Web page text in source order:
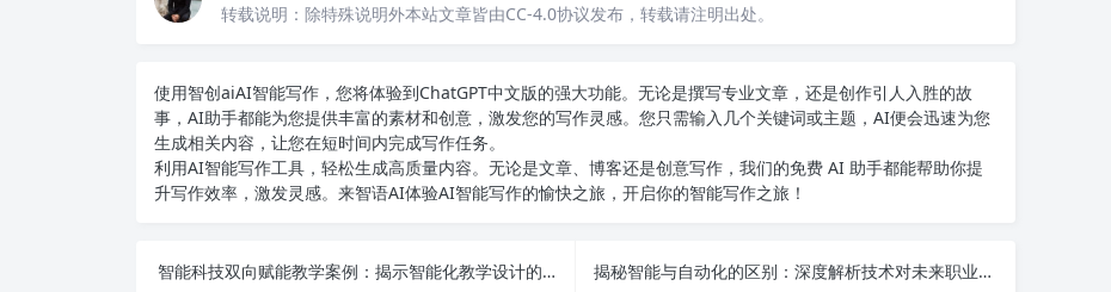
转载说明： 除特殊说明外本站文章皆由CC-4.0协议发布，转载请注明出处。
使用智创aiAI智能写作 ，您将体验到ChatGPT中文版的强大功能。无论是撰写专业文章，还是创作引人入胜的故
事，AI助手都能为您提供丰富的素材和创意，激发您的写作灵感。您只需输入几个关键词或主题，AI便会迅速为您
生成相关内容，让您在短时间内完成写作任务。
利用AI智能写作工具，轻松生成高质量内容。无论是文章、博客还是创意写作，我们的免费 AI 助手都能帮助你提
升写作效率，激发灵感。来智语AI体验AI智能写作的愉快之旅，开启你的智能写作之旅！
智能科技双向赋能教学案例：揭示智能化教学设计的新趋势与实践价值
揭秘智能与自动化的区别：深度解析技术对未来职业的影响与选择